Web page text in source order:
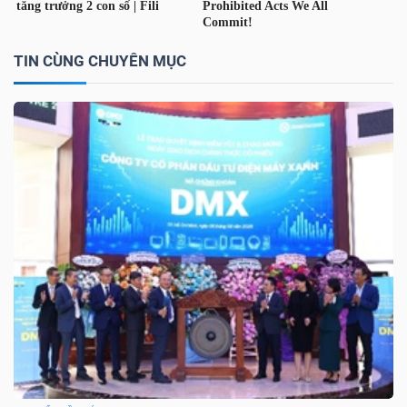
TIN CÙNG CHUYÊN MỤC
Dữ
liệu